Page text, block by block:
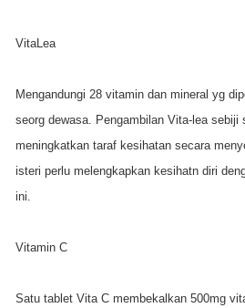
VitaLea
Mengandungi 28 vitamin dan mineral yg
seorg dewasa. Pengambilan Vita-lea sebiji
meningkatkan taraf kesihatan secara
isteri perlu melengkapkan kesihatn diri
ini.
Vitamin C
Satu tablet Vita C membekalkan 500mg